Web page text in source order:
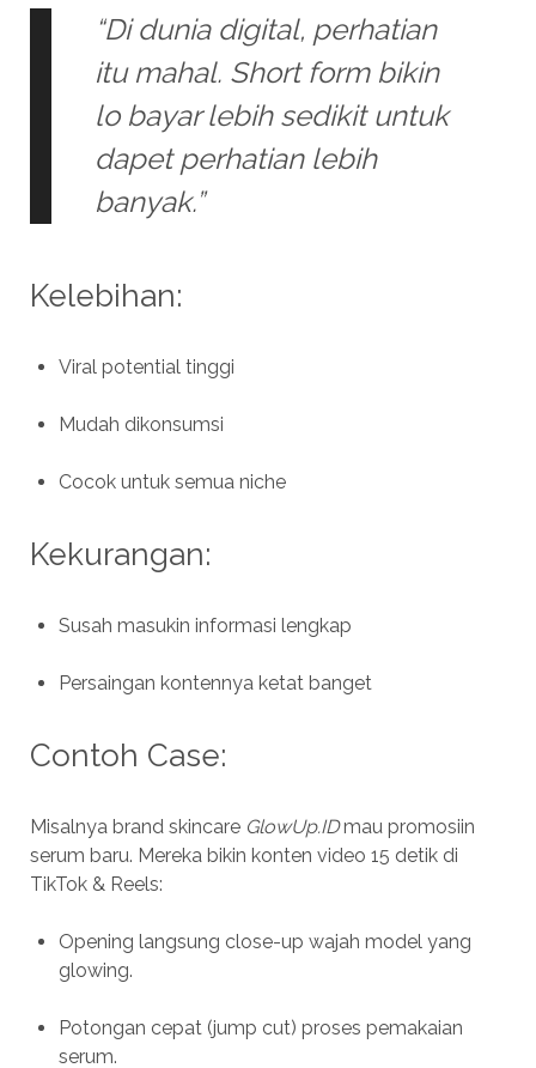
“Di dunia digital, perhatian
itu mahal. Short form bikin
lo bayar lebih sedikit untuk
dapet perhatian lebih
banyak.”
Kelebihan:
Viral potential tinggi
Mudah dikonsumsi
Cocok untuk semua niche
Kekurangan:
Susah masukin informasi lengkap
Persaingan kontennya ketat banget
Contoh Case:
Misalnya brand skincare GlowUp.IDmau promosiin
serum baru. Mereka bikin konten video 15 detik di
TikTok & Reels:
Opening langsung close-up wajah model yang
glowing.
Potongan cepat (jump cut) proses pemakaian
serum.